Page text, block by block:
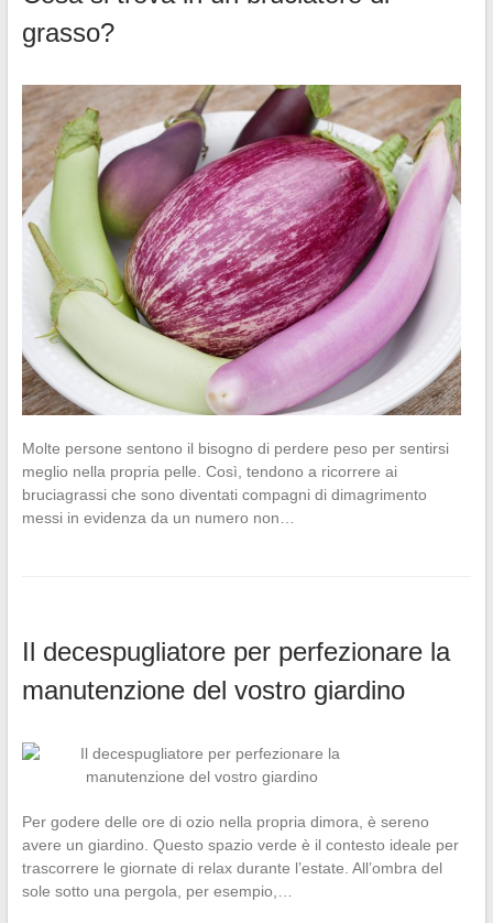
grasso?
Molte persone sentono il bisogno di perdere peso per sentirsi
meglio nella propria pelle. Così, tendono a ricorrere ai
bruciagrassi che sono diventati compagni di dimagrimento
messi in evidenza da un numero non…
Il decespugliatore per perfezionare la
manutenzione del vostro giardino
Per godere delle ore di ozio nella propria dimora, è sereno
avere un giardino. Questo spazio verde è il contesto ideale per
trascorrere le giornate di relax durante l’estate. All’ombra del
sole sotto una pergola, per esempio,…